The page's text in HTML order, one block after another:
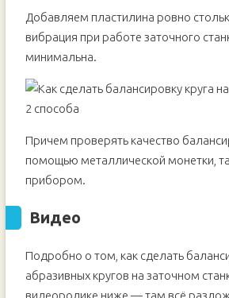
Добавляем пластилина ровно
вибрация при работе заточного
минимальна.
Причем проверять качество
помощью металлической монетки,
прибором.
Видео
Подробно о том, как сделать
абразивных кругов на заточном
видеоролике ниже — там всё